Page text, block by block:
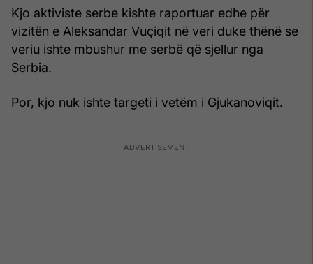
Kjo aktiviste serbe kishte raportuar edhe për
vizitën e Aleksandar Vuçiqit në veri duke thënë se
veriu ishte mbushur me serbë që sjellur nga
Serbia.
Por, kjo nuk ishte targeti i vetëm i Gjukanoviqit.